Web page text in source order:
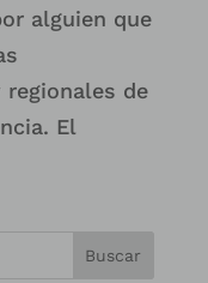
alguien que
de
El
Buscar